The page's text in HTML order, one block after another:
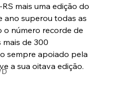
mais uma edição do
ano superou todas as
número recorde de
de 300
sempre apoiado pela
a sua oitava edição.